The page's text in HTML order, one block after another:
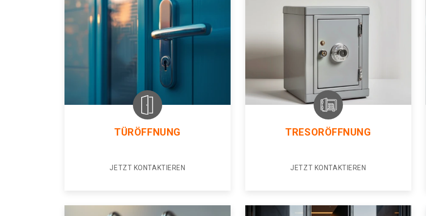
TÜRÖFFNUNG
JETZT KONTAKTIEREN
TRESORÖFFNUNG
JETZT KONTAKTIEREN